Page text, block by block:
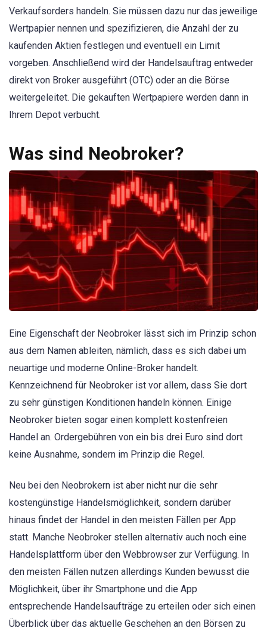
Verkaufsorders handeln. Sie müssen dazu nur das jeweilige
Wertpapier nennen und spezifizieren, die Anzahl der zu
kaufenden Aktien festlegen und eventuell ein Limit
vorgeben. Anschließend wird der Handelsauftrag entweder
direkt von Broker ausgeführt (OTC) oder an die Börse
weitergeleitet. Die gekauften Wertpapiere werden dann in
Ihrem Depot verbucht.
Was sind Neobroker?
Eine Eigenschaft der Neobroker lässt sich im Prinzip schon
aus dem Namen ableiten, nämlich, dass es sich dabei um
neuartige und moderne Online-Broker handelt.
Kennzeichnend für Neobroker ist vor allem, dass Sie dort
zu sehr günstigen Konditionen handeln können. Einige
Neobroker bieten sogar einen komplett kostenfreien
Handel an. Ordergebühren von ein bis drei Euro sind dort
keine Ausnahme, sondern im Prinzip die Regel.
Neu bei den Neobrokern ist aber nicht nur die sehr
kostengünstige Handelsmöglichkeit, sondern darüber
hinaus findet der Handel in den meisten Fällen per App
statt. Manche Neobroker stellen alternativ auch noch eine
Handelsplattform über den Webbrowser zur Verfügung. In
den meisten Fällen nutzen allerdings Kunden bewusst die
Möglichkeit, über ihr Smartphone und die App
entsprechende Handelsaufträge zu erteilen oder sich einen
Überblick über das aktuelle Geschehen an den Börsen zu